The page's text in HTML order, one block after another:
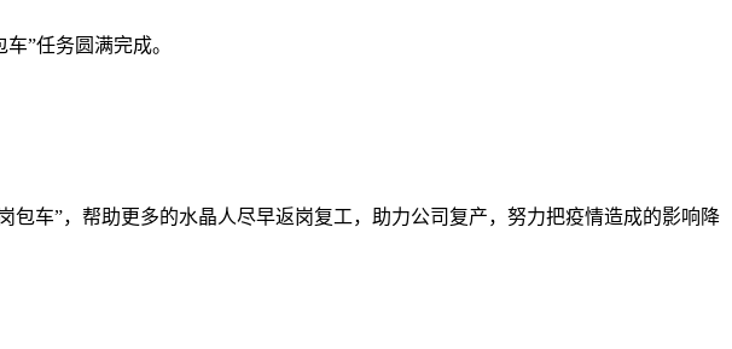
”任务圆满完成。
车”，帮助更多的水晶人尽早返岗复工，助力公司复产，努力把疫情造成的影响降